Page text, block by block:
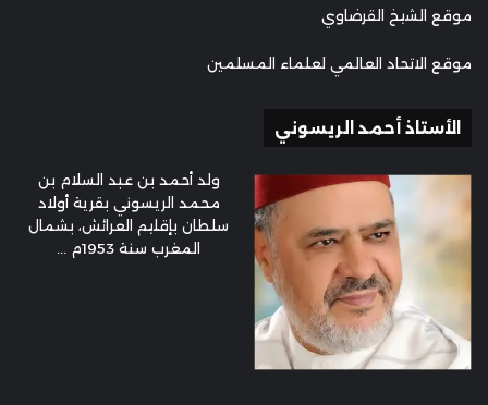
موقع الشيخ القرضاوي
موقع الاتحاد العالمي لعلماء المسلمين
الأستاذ أحمد الريسوني
ولد أحمد بن عبد السلام بن
محمد الريسوني بقرية أولاد
سلطان بإقليم العرائش، بشمال
المغرب سنة 1953م ...